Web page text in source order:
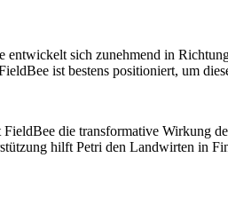
sich zunehmend in
ist bestens positioniert, um
die transformative Wirkung
hilft Petri den Landwirten in